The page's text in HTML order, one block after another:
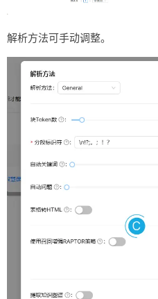
解析方法可手动调整。